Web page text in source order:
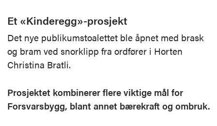
Et «Kinderegg»-prosjekt
Det nye publikumstoalettet ble åpnet med brask
og bram ved snorklipp fra ordfører i Horten
Christina Bratli.
Prosjektet kombinerer flere viktige mål for
Forsvarsbygg, blant annet bærekraft og ombruk.